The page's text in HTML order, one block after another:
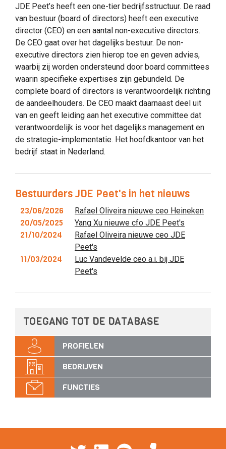
JDE Peet’s heeft een one-tier bedrijfsstructuur. De raad
van bestuur (board of directors) heeft een executive
director (CEO) en een aantal non-executive directors.
De CEO gaat over het dagelijks bestuur. De non-
executive directors zien hierop toe en geven advies,
waarbij zij worden ondersteund door board committees
waarin specifieke expertises zijn gebundeld. De
complete board of directors is verantwoordelijk richting
de aandeelhouders. De CEO maakt daarnaast deel uit
van en geeft leiding aan het executive committee dat
verantwoordelijk is voor het dagelijks management en
de strategie-implementatie. Het hoofdkantoor van het
bedrijf staat in Nederland.
Bestuurders JDE Peet's in het nieuws
23/06/2026 Rafael Oliveira nieuwe ceo Heineken
20/05/2025 Yang Xu nieuwe cfo JDE Peet's
21/10/2024
Rafael Oliveira nieuwe ceo JDE
Peet's
11/03/2024
Luc Vandevelde ceo a.i. bij JDE
Peet's
TOEGANG TOT DE DATABASE
PROFIELEN
BEDRIJVEN
FUNCTIES